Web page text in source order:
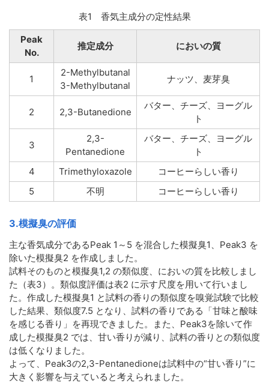
表1 香気主成分の定性結果
Peak
No.
推定成分 においの質
1
2-Methylbutanal
3-Methylbutanal
ナッツ、麦芽臭
2 2,3-Butanedione
バター、チーズ、ヨーグル
ト
3
2,3-
Pentanedione
バター、チーズ、ヨーグル
ト
4
Trimethyloxazole
コーヒーらしい香り
5
不明 コーヒーらしい香り
3.模擬臭の評価
主な香気成分であるPeak 1～5 を混合した模擬臭1、Peak3 を
除いた模擬臭2 を作成しました。
試料そのものと模擬臭1,2 の類似度、においの質を比較しまし
た（表3）。類似度評価は表2 に示す尺度を用いて行いまし
た。作成した模擬臭1 と試料の香りの類似度を嗅覚試験で比較
した結果、類似度7.5 となり、試料の香りである「甘味と酸味
を感じる香り」を再現できました。また、Peak3を除いて作
成した模擬臭2 では、甘い香りが減り、試料の香りとの類似度
は低くなりました。
よって、Peak3の2,3-Pentanedioneは試料中の“甘い香り”に
大きく影響を与えていると考えられました。